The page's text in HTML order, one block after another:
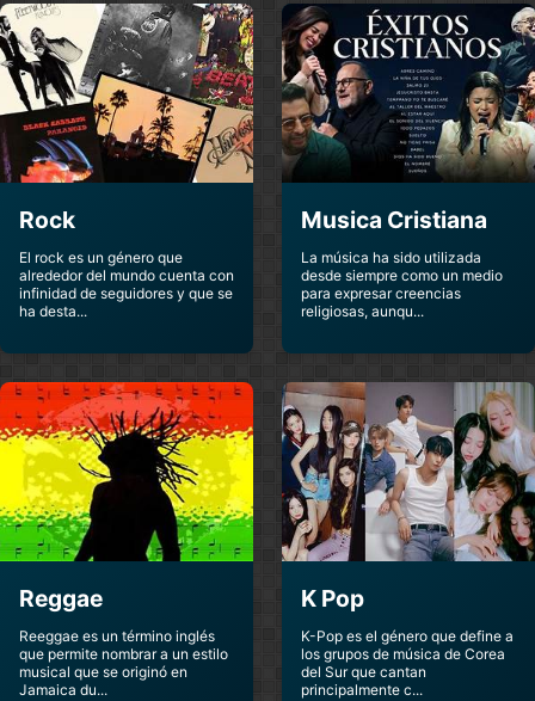
Otono En Mi
Corazon
Soundtracks
Passion Of The
Christ
Soundtracks
Patito Feo
Soundtracks
Rapidos Y Furiosos
Soundtracks
Soundtracks
Resident Evil
Soundtracks
Romeo And Juliet
Saga Crepusculo
Soundtracks
Silent Hill
Soundtracks
Sonata De Invierno
Soundtracks
Spiderman 3
Soundtracks
Tarzan
Teenage Mutant
Soundtracks
The Mummy
Returns
Soundtracks
The Simpsons
Movie
Soundtracks
Rock
El rock es un género que
alrededor del mundo cuenta con
infinidad de seguidores y que se
ha desta...
Musica Cristiana
La música ha sido utilizada
desde siempre como un medio
para expresar creencias
religiosas, aunqu...
Reggae
Reeggae es un término inglés
que permite nombrar a un estilo
musical que se originó en
Jamaica du...
K Pop
K-Pop es el género que define a
los grupos de música de Corea
del Sur que cantan
principalmente c...